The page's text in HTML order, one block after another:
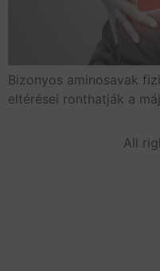
Bizonyos aminosavak
eltérései ronthatják a
All